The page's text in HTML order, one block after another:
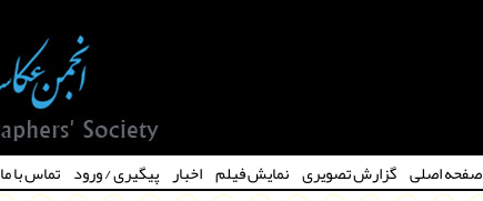
صفحه اصلی گزارش تصویری نمایش فیلم اخبار پیگیری / ورود تماس با ما